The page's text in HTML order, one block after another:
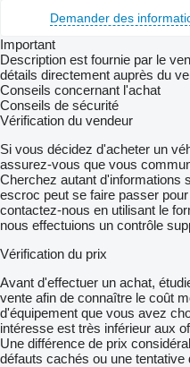
Demander des
Important
Description est fournie par le
détails directement auprès du
Conseils concernant l'achat
Conseils de sécurité
Vérification du vendeur
Si vous décidez d'acheter un
assurez-vous que vous
Cherchez autant d'informations
escroc peut se faire passer
contactez-nous en utilisant le
nous effectuions un contrôle
Vérification du prix
Avant d'effectuer un achat,
vente afin de connaître le coût
d'équipement que vous avez
intéresse est très inférieur aux
Une différence de prix
défauts cachés ou une tentative